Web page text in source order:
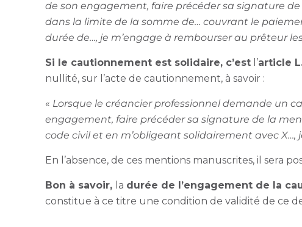
de son engagement, faire précéder sa signature
dans la limite de la somme de… couvrant le
durée de…, je m’engage à rembourser au prêteur
Si le cautionnement est solidaire, c’est l’article
nullité, sur l’acte de cautionnement, à savoir :
« Lorsque le créancier professionnel demande un
engagement, faire précéder sa signature de la
code civil et en m’obligeant solidairement avec
En l’absence, de ces mentions manuscrites, il sera
Bon à savoir, la durée de l’engagement de la
constitue à ce titre une condition de validité de ce